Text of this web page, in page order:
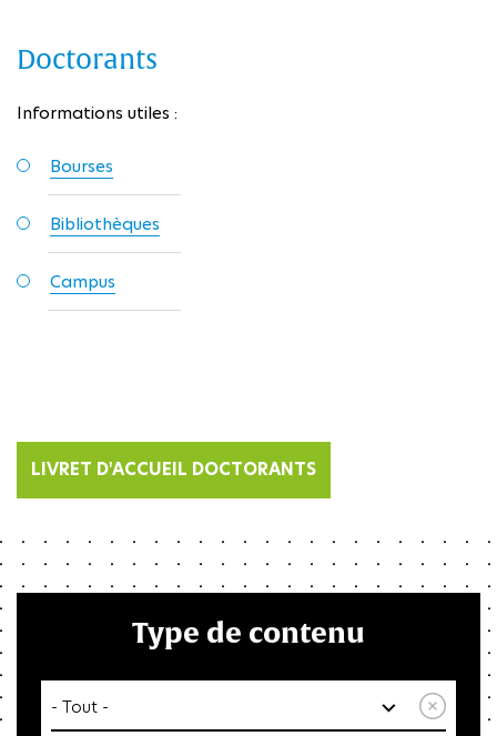
Doctorants
Informations utiles :
Bourses
Bibliothèques
Campus
LIVRET D'ACCUEIL DOCTORANTS
Type de contenu